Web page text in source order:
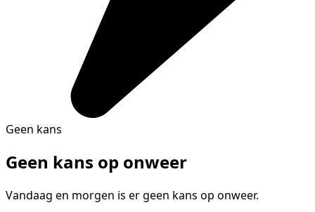
Geen kans
Geen kans op onweer
Vandaag en morgen is er geen kans op onweer.